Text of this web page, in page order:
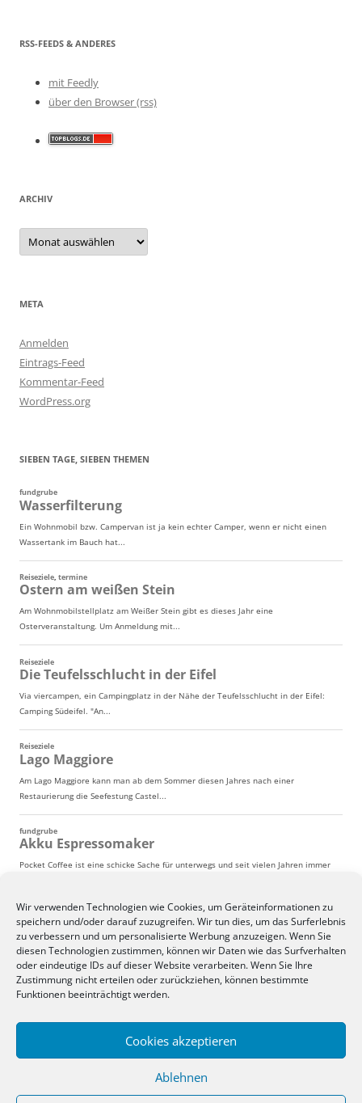
Wir verwenden Technologien wie Cookies, um Geräteinformationen zu
speichern und/oder darauf zuzugreifen. Wir tun dies, um das Surferlebnis
zu verbessern und um personalisierte Werbung anzuzeigen. Wenn Sie
diesen Technologien zustimmen, können wir Daten wie das Surfverhalten
oder eindeutige IDs auf dieser Website verarbeiten. Wenn Sie Ihre
Zustimmung nicht erteilen oder zurückziehen, können bestimmte
Funktionen beeinträchtigt werden.
Cookies akzeptieren
Ablehnen
RSS-FEEDS & ANDERES
mit Feedly
über den Browser (rss)
ARCHIV
Archiv
META
Anmelden
Eintrags-Feed
Kommentar-Feed
WordPress.org
SIEBEN TAGE, SIEBEN THEMEN